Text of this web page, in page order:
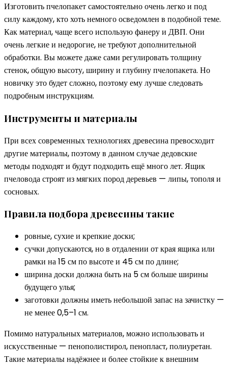
Изготовить пчелопакет самостоятельно очень легко и под
силу каждому, кто хоть немного осведомлен в подобной теме.
Как материал, чаще всего использую фанеру и ДВП. Они
очень легкие и недорогие, не требуют дополнительной
обработки. Вы можете даже сами регулировать толщину
стенок, общую высоту, ширину и глубину пчелопакета. Но
новичку это будет сложно, поэтому ему лучше следовать
подробным инструкциям.
Инструменты и материалы
При всех современных технологиях древесина превосходит
другие материалы, поэтому в данном случае дедовские
методы подходят и будут подходить ещё много лет. Ящик
пчеловода строят из мягких пород деревьев — липы, тополя и
сосновых.
Правила подбора древесины такие
ровные, сухие и крепкие доски;
сучки допускаются, но в отдалении от края ящика или
рамки на 15 см по высоте и 45 см по длине;
ширина доски должна быть на 5 см больше ширины
будущего улья;
заготовки должны иметь небольшой запас на зачистку —
не менее 0,5–1 см.
Помимо натуральных материалов, можно использовать и
искусственные — пенополистирол, пенопласт, полиуретан.
Такие материалы надёжнее и более стойкие к внешним